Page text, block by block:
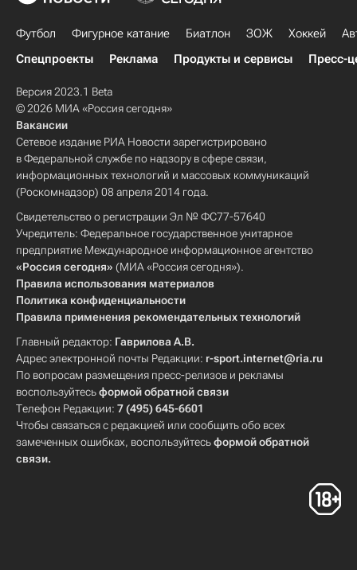
Футбол Фигурное катание Биатлон ЗОЖ Хоккей
Спецпроекты
Реклама Продукты и сервисы Пресс-
Версия 2023.1 Beta
© 2026 МИА «Россия сегодня»
Вакансии
Сетевое издание РИА Новости зарегистрировано
в Федеральной службе по надзору в сфере связи,
информационных технологий и массовых коммуникаций
(Роскомнадзор) 08 апреля 2014 года.
Свидетельство о регистрации Эл № ФС77-57640
Учредитель: Федеральное государственное унитарное
предприятие Международное информационное агентство
«Россия сегодня» (МИА «Россия сегодня»).
Правила использования материалов
Политика конфиденциальности
Правила применения рекомендательных технологий
Главный редактор: Гаврилова А.В.
Адрес электронной почты Редакции: r-sport.internet@ria.ru
По вопросам размещения пресс-релизов и рекламы
воспользуйтесьформой обратной связи
Телефон Редакции: 7 (495) 645-6601
Чтобы связаться с редакцией или сообщить обо всех
замеченных ошибках, воспользуйтесьформой обратной
связи.